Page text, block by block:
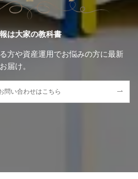
は大家の教科書
方や資産運用でお悩みの方に最新
届け。
問い合わせはこちら